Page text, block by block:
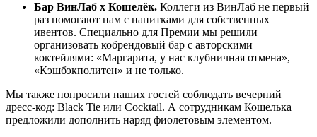
Бар ВинЛаб х Кошелёк. Коллеги из ВинЛаб не первый
раз помогают нам с напитками для собственных
ивентов. Специально для Премии мы решили
организовать кобрендовый бар с авторскими
коктейлями: «Маргарита, у нас клубничная отмена»,
«Кэшбэкполитен» и не только.
Мы также попросили наших гостей соблюдать вечерний
дресс-код: Black Tie или Cocktail. А сотрудникам Кошелька
предложили дополнить наряд фиолетовым элементом.